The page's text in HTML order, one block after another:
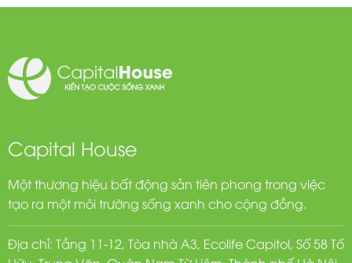
Capital House
Một thương hiệu bất động sản tiên phong trong việc
tạo ra một môi trường sống xanh cho cộng đồng.
Địa chỉ: Tầng 11-12, Tòa nhà A3, Ecolife Capitol, Số 58 Tố